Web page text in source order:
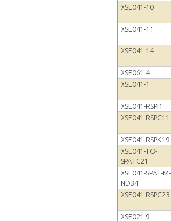
XSE041-10
XSE041-11
XSE041-14
XSE061-4
XSE041-1
XSE041-RSPI1
XSE041-RSPC11
XSE041-RSPK19
XSE041-TO-
SPATC21
XSE041-SPAT-M-
ND34
XSE041-RSPC23
XSE021-9